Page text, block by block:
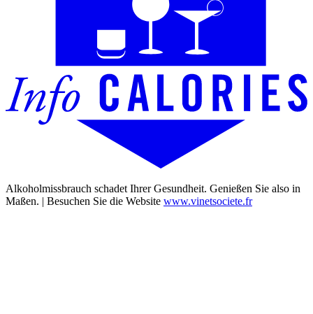
Alkoholmissbrauch schadet Ihrer Gesundheit. Genießen Sie also in
Maßen. | Besuchen Sie die Website www.vinetsociete.fr